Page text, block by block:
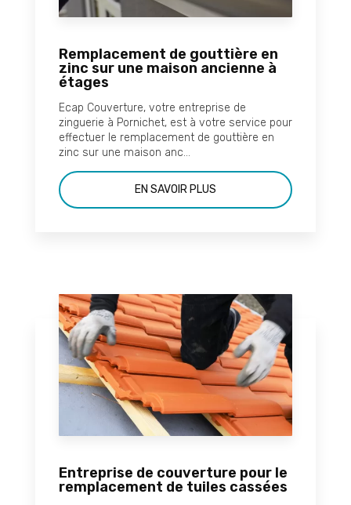
Remplacement de gouttière en
zinc sur une maison ancienne à
étages
Ecap Couverture, votre entreprise de
zinguerie à Pornichet, est à votre service pour
effectuer le remplacement de gouttière en
zinc sur une maison anc...
EN SAVOIR PLUS
Entreprise de couverture pour le
remplacement de tuiles cassées